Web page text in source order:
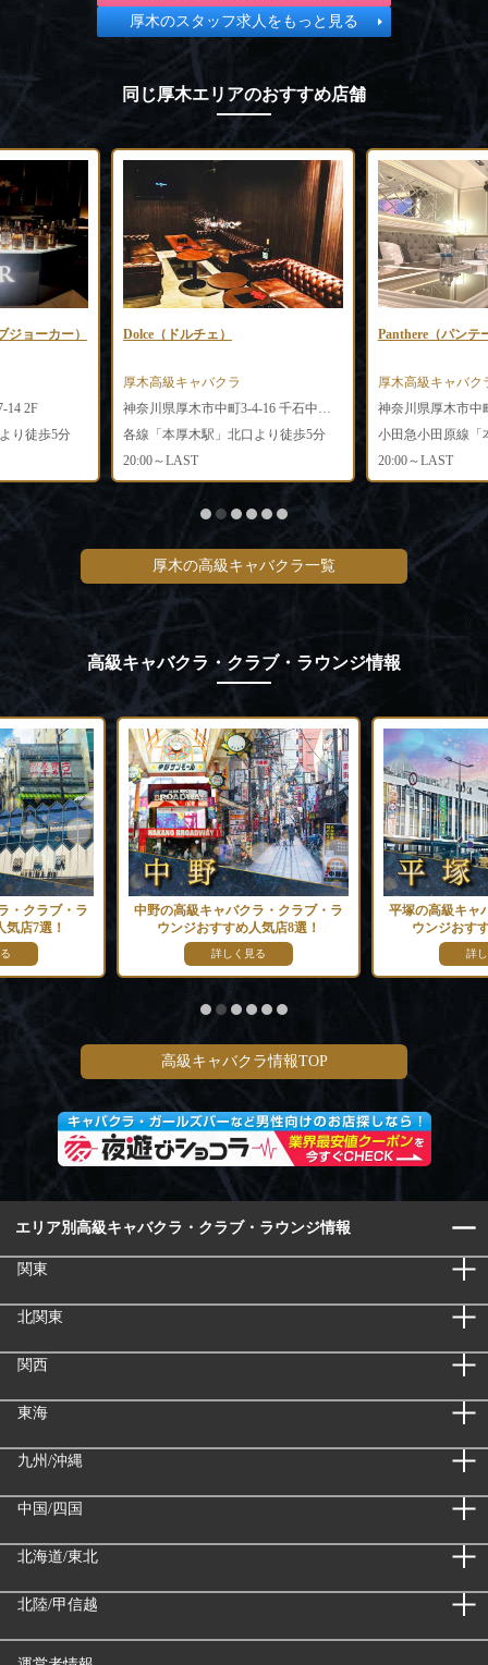
厚木のスタッフ求人をもっと見る
同じ厚木エリアのおすすめ店舗
ョーカー）
14 2F
り徒歩5分
Dolce（ドルチェ）
厚木高級キャバクラ
各線「本厚木駅」北口より徒歩5分
20:00～LAST
Panthere（パンテ
厚木高級キャバク
20:00～LAST
厚木の高級キャバクラ一覧
高級キャバクラ・クラブ・ラウンジ情報
・クラブ・ラ
店7選！
中野の高級キャバクラ・クラブ・ラ
ウンジおすすめ人気店8選！
詳しく見る
平塚の高級キャ
ウンジおす
詳
高級キャバクラ情報TOP
エリア別高級キャバクラ・クラブ・ラウンジ情報
関東
北関東
関西
東海
九州/沖縄
中国/四国
北海道/東北
北陸/甲信越